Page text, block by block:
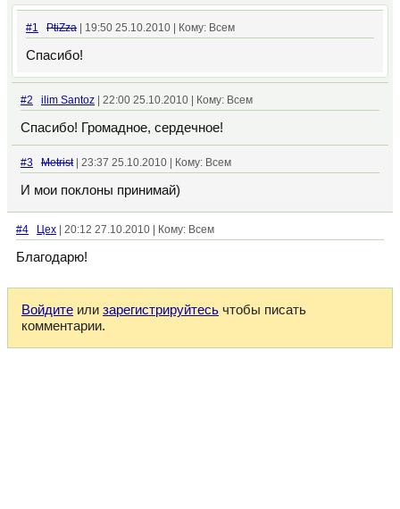
#1 PtiZza | 19:50 25.10.2010 | Кому: Всем
Спасибо!
#2 ilim Santoz | 22:00 25.10.2010 | Кому: Всем
Спасибо! Громадное, сердечное!
#3 Metrist| 23:37 25.10.2010 | Кому: Всем
И мои поклоны принимай)
#4 Цех | 20:12 27.10.2010 | Кому: Всем
Благодарю!
Войдите или зарегистрируйтесь чтобы писать
комментарии.